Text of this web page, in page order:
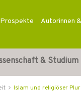
Prospekte Autorinnen
& Studium
Islam und religiöser